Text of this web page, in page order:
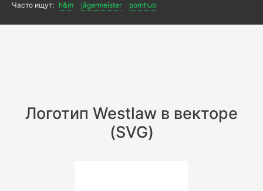
Часто ищут: h&m jägermeister pornhub
Логотип Westlaw в векторе
(SVG)